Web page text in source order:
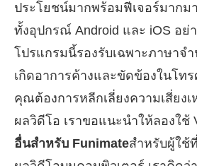
ประโยชน์มากพร้อมฟีเจอร์มากม
ทั้งอุปกรณ์ Android และ iOS อย่
โปรแกรมนี้รองรับเฉพาะภาษาจ
เกิดอาการค้างและขัดข้องในโท
คุณต้องการหลีกเลี่ยงความเสี่ยงเ
ผลวิดีโอ เราขอแนะนำให้ลองใช้
อื่นสำหรับ Funimateสำหรับผู้ใช้